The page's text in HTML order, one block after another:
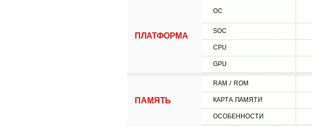
ПЛАТФОРМА
ОС
SOC
CPU
GPU
ПАМЯТЬ
RAM / ROM
КАРТА ПАМЯТИ
ОСОБЕННОСТИ